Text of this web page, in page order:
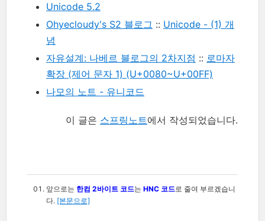
Unicode 5.2
Ohyecloudy's S2 블로그 :: Unicode - (1) 개
념
자유설계: 나베르 블로그의 2차지점 :: 로마자
확장 (제어 문자 1) (U+0080~U+00FF)
나모의 노트 - 유니코드
이 글은 스프링노트에서 작성되었습니다.
앞으로는 한컴 2바이트 코드는 HNC 코드로 줄여 부르겠습니
다. [본문으로]